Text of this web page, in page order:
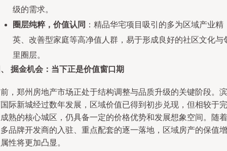
级的需求。
圈层纯粹，价值认同 ：精品华宅项目吸引的多为区域产业精
英、改善型家庭等高净值人群，易于形成良好的社区文化与
里圈层。
掘金机会：当下正是价值窗口期
，郑州房地产市场正处于结构调整与品质升级的关键阶段。滨
际新城经过数年发展，区域价值已得到初步兑现，但相较于完
熟的核心城区，仍具备一定的价格优势和发展想象空间。随着
品牌开发商的入驻、重点配套的逐一落地，区域房产的保值增
性将更加凸显。